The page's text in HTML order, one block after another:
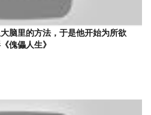
脑里的方法，于是他开始为所欲
傀儡人生》